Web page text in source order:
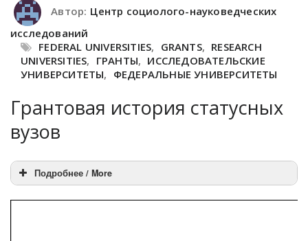
Автор: Центр социолого-науковедческих
исследований
FEDERAL UNIVERSITIES, GRANTS, RESEARCH
UNIVERSITIES, ГРАНТЫ, ИССЛЕДОВАТЕЛЬСКИЕ
УНИВЕРСИТЕТЫ, ФЕДЕРАЛЬНЫЕ УНИВЕРСИТЕТЫ
Грантовая история статусных
вузов
Подробнее / More